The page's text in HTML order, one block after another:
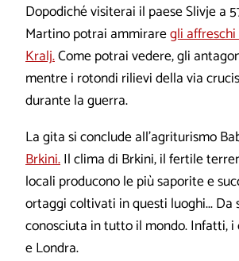
Dopodiché visiterai il paese Slivje a
Martino potrai ammiraregli
Kralj.Come potrai vedere, gli
mentre i rotondi rilievi della via
durante la guerra.
La gita si conclude all’agriturismo
Brkini.Il clima di Brkini, il fertile
locali producono le più saporite e
ortaggi coltivati in questi luoghi...
conosciuta in tutto il mondo. Infatti,
e Londra.